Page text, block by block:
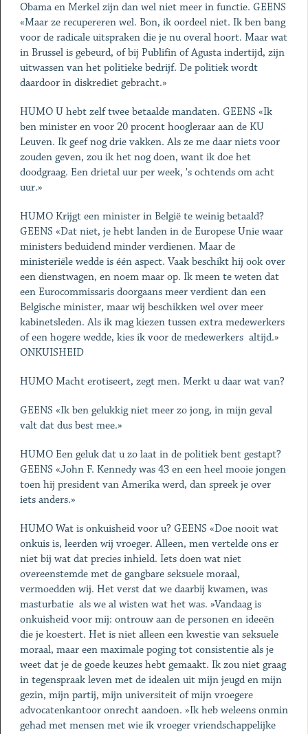
Obama en Merkel zijn dan wel niet meer in functie. GEENS
«Maar ze recupereren wel. Bon, ik oordeel niet. Ik ben bang
voor de radicale uitspraken die je nu overal hoort. Maar wat
in Brussel is gebeurd, of bij Publifin of Agusta indertijd, zijn
uitwassen van het politieke bedrijf. De politiek wordt
daardoor in diskrediet gebracht.»
HUMO U hebt zelf twee betaalde mandaten. GEENS «Ik
ben minister en voor 20 procent hoogleraar aan de KU
Leuven. Ik geef nog drie vakken. Als ze me daar niets voor
zouden geven, zou ik het nog doen, want ik doe het
doodgraag. Een drietal uur per week, 's ochtends om acht
uur.»
HUMO Krijgt een minister in België te weinig betaald?
GEENS «Dat niet, je hebt landen in de Europese Unie waar
ministers beduidend minder verdienen. Maar de
ministeriële wedde is één aspect. Vaak beschikt hij ook over
een dienstwagen, en noem maar op. Ik meen te weten dat
een Eurocommissaris doorgaans meer verdient dan een
Belgische minister, maar wij beschikken wel over meer
kabinetsleden. Als ik mag kiezen tussen extra medewerkers
of een hogere wedde, kies ik voor de medewerkers ­ altijd.»
ONKUISHEID
HUMO Macht erotiseert, zegt men. Merkt u daar wat van?
GEENS «Ik ben gelukkig niet meer zo jong, in mijn geval
valt dat dus best mee.»
HUMO Een geluk dat u zo laat in de politiek bent gestapt?
GEENS «John F. Kennedy was 43 en een heel mooie jongen
toen hij president van Amerika werd, dan spreek je over
iets anders.»
HUMO Wat is onkuisheid voor u? GEENS «Doe nooit wat
onkuis is, leerden wij vroeger. Alleen, men vertelde ons er
niet bij wat dat precies inhield. Iets doen wat niet
overeenstemde met de gangbare seksuele moraal,
vermoedden wij. Het verst dat we daarbij kwamen, was
masturbatie ­ als we al wisten wat het was. »Vandaag is
onkuisheid voor mij: ontrouw aan de personen en ideeën
die je koestert. Het is niet alleen een kwestie van seksuele
moraal, maar een maximale poging tot consistentie als je
weet dat je de goede keuzes hebt gemaakt. Ik zou niet graag
in tegenspraak leven met de idealen uit mijn jeugd en mijn
gezin, mijn partij, mijn universiteit of mijn vroegere
advocatenkantoor onrecht aandoen. »Ik heb weleens onmin
gehad met mensen met wie ik vroeger vriendschappelijke